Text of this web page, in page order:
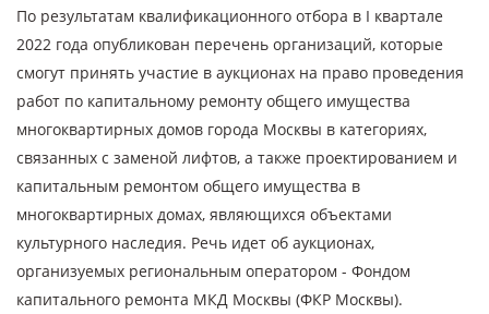
По результатам квалификационного отбора в I квартале
2022 года опубликован перечень организаций, которые
смогут принять участие в аукционах на право проведения
работ по капитальному ремонту общего имущества
многоквартирных домов города Москвы в категориях,
связанных с заменой лифтов, а также проектированием и
капитальным ремонтом общего имущества в
многоквартирных домах, являющихся объектами
культурного наследия. Речь идет об аукционах,
организуемых региональным оператором - Фондом
капитального ремонта МКД Москвы (ФКР Москвы).